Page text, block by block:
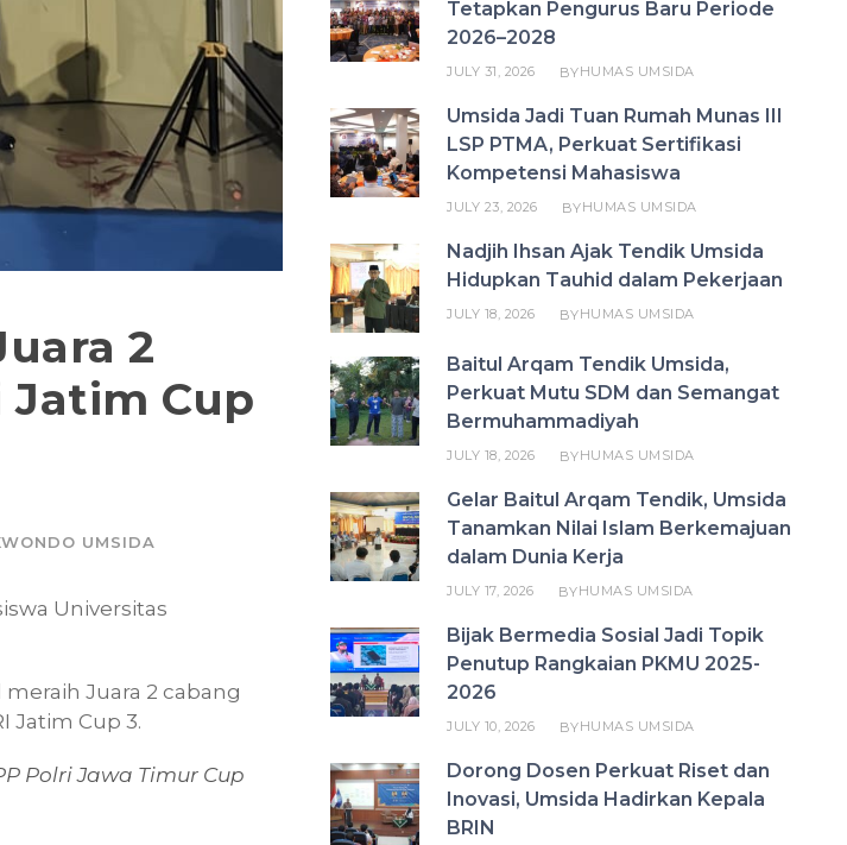
2
Jatim Cup
UMSIDA
Universitas
Juara 2 cabang
Jatim Cup 3.
Polri Jawa Timur Cup
Tetapkan Pengurus Baru Periode
2026–2028
JULY 31, 2026 BYHUMAS UMSIDA
Umsida Jadi Tuan Rumah Munas III
LSP PTMA, Perkuat Sertifikasi
Kompetensi Mahasiswa
JULY 23, 2026 BYHUMAS UMSIDA
Nadjih Ihsan Ajak Tendik Umsida
Hidupkan Tauhid dalam Pekerjaan
JULY 18, 2026 BYHUMAS UMSIDA
Baitul Arqam Tendik Umsida,
Perkuat Mutu SDM dan Semangat
Bermuhammadiyah
JULY 18, 2026 BYHUMAS UMSIDA
Gelar Baitul Arqam Tendik, Umsida
Tanamkan Nilai Islam Berkemajuan
dalam Dunia Kerja
JULY 17, 2026 BYHUMAS UMSIDA
Bijak Bermedia Sosial Jadi Topik
Penutup Rangkaian PKMU 2025-
2026
JULY 10, 2026 BYHUMAS UMSIDA
Dorong Dosen Perkuat Riset dan
Inovasi, Umsida Hadirkan Kepala
BRIN